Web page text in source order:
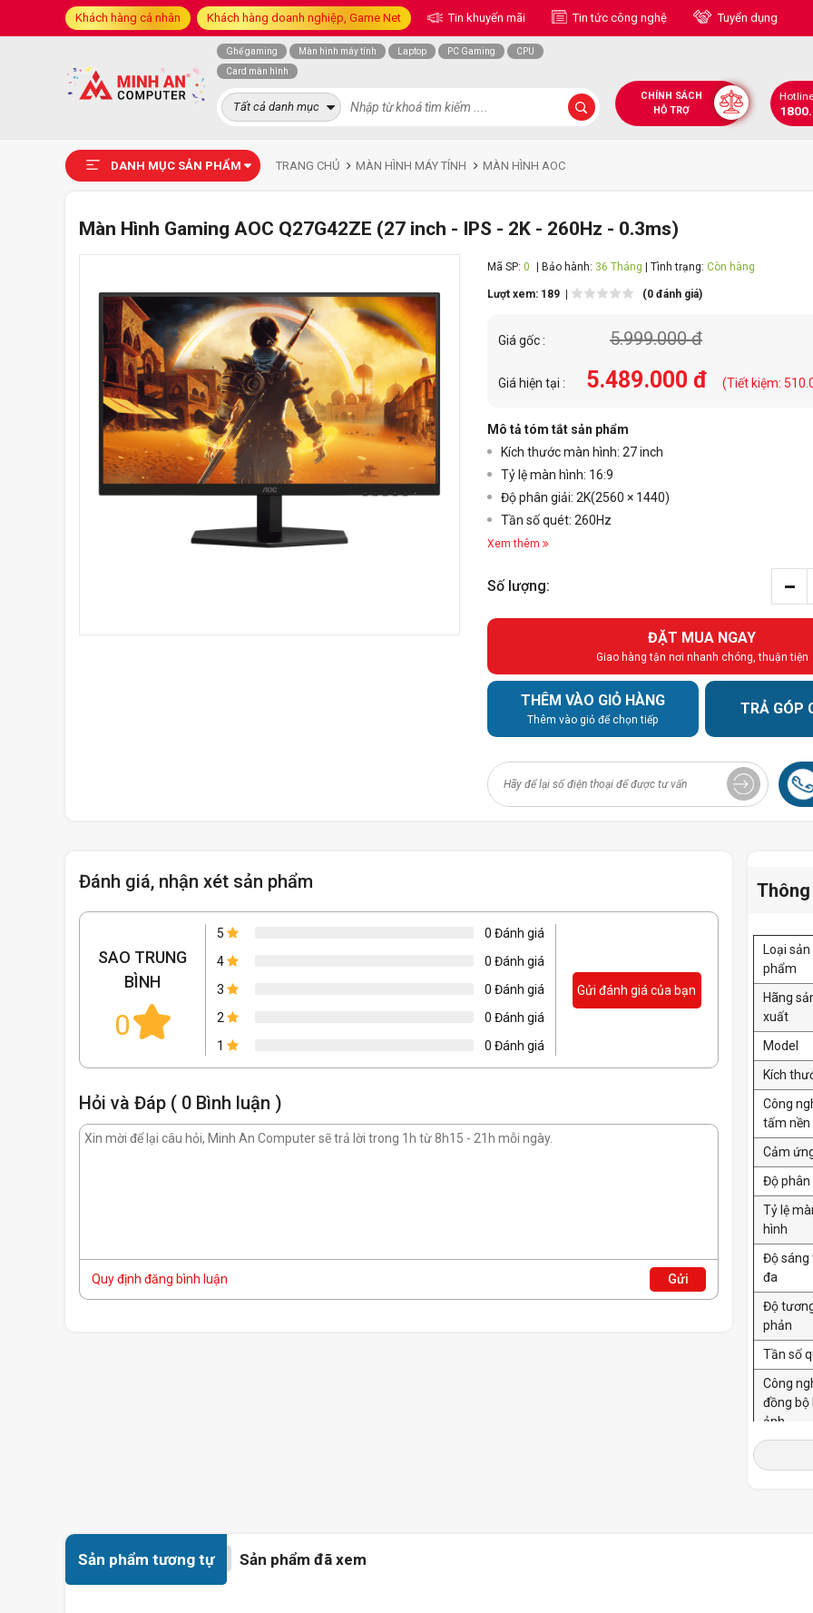
Khách hàng cá nhân Khách hàng doanh nghiệp, Game Net Tin khuyến mãi Tin tức công nghệ Tuyển dụng
Ghế gaming Màn hình máy tính Laptop PC Gaming
CPU
Card màn hình
Tất cả danh mục
CHÍNH SÁCH
HỖ TRỢ
Hotline
DANH MỤC SẢN PHẨM TRANG CHỦ MÀN HÌNH MÁY TÍNH MÀN HÌNH AOC
Màn Hình Gaming AOC Q27G42ZE (27 inch - IPS - 2K - 260Hz - 0.3ms)
Mã SP: 0 | Bảo hành: 36 Tháng | Tình trạng: Còn hàng
Lượt xem: 189 | (0 đánh giá)
Giá gốc : 5.999.000 đ
Giá hiện tại : 5.489.000 đ (Tiết kiệm:
Mô tả tóm tắt sản phẩm
Kích thước màn hình: 27 inch
Tỷ lệ màn hình: 16:9
Độ phân giải: 2K(2560 × 1440)
Tần số quét: 260Hz
Xem thêm
Số lượng:
ĐẶT MUA NGAY
Giao hàng tận nơi nhanh chóng, thuận tiện
THÊM VÀO GIỎ HÀNG
Thêm vào giỏ để chọn tiếp
TRẢ GÓP
Đánh giá, nhận xét sản phẩm
SAO TRUNG
BÌNH
0
5
0 Đánh giá
4
0 Đánh giá
3
0 Đánh giá
2
0 Đánh giá
1
0 Đánh giá
Gửi đánh giá của bạn
Hỏi và Đáp ( 0 Bình luận )
Quy định đăng bình luận Gửi
Loại sản
phẩm
Hãng
xuất
Model
Kích
Công
tấm nền
Cảm
Độ phân
Tỷ lệ
hình
Độ sáng
đa
Độ
phản
Tần số
Công
đồng bộ
ảnh
Sản phẩm tương tự Sản phẩm đã xem